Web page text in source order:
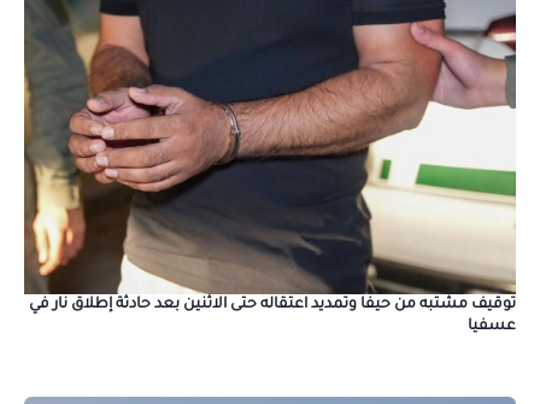
توقيف مشتبه من حيفا وتمديد اعتقاله حتى الاثنين بعد حادثة إطلاق نار في
عسفيا